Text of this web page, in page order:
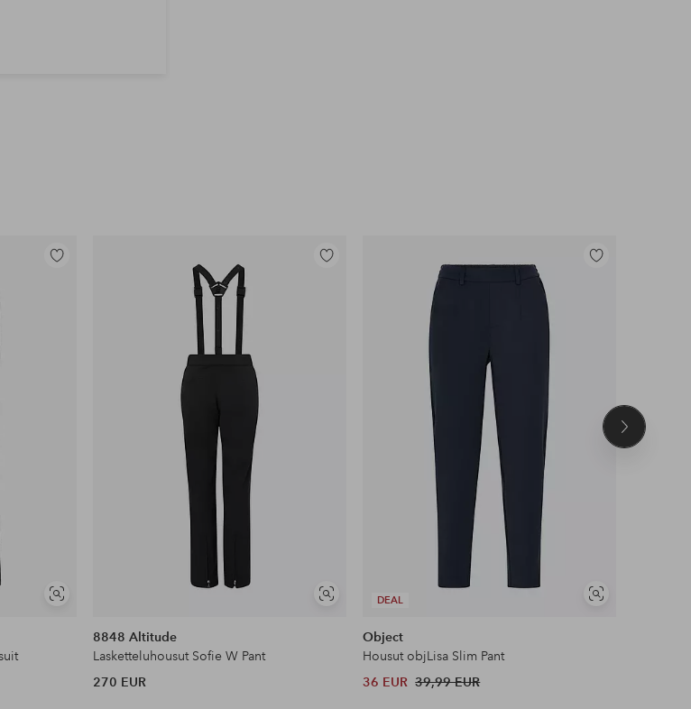
Näytä
Lisää
Näytä
Lisää
8848 Altitude
Lasketteluhousut Sofie W Pant
270 EUR
DEAL
Näytä
Lisää
Object
Housut objLisa Slim Pant
36 EUR 39,99 EUR
Seuraava